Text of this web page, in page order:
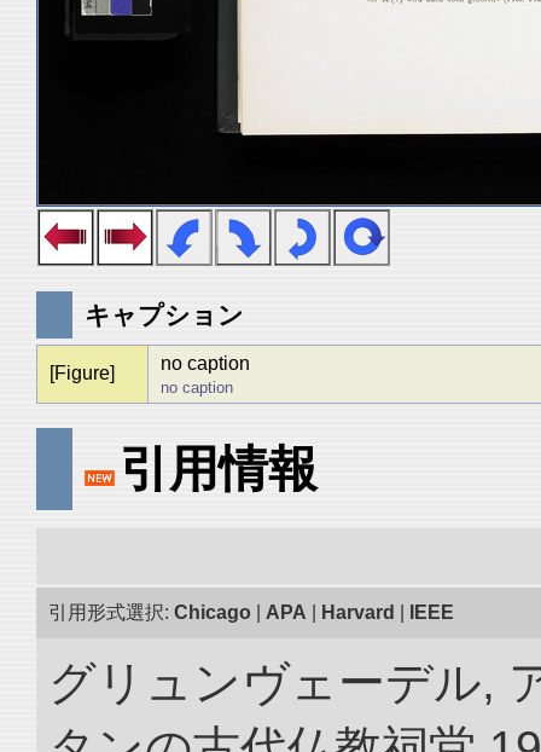
キャプション
[Figure] no caption
no caption
引用情報
引用形式選択: Chicago APA Harvard IEEE
グリュンヴェーデル,